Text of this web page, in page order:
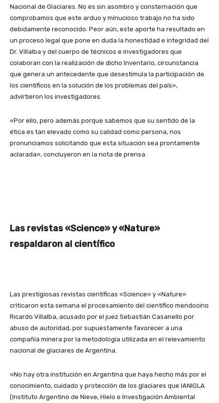
Nacional de Glaciares. No es sin asombro y consternación que
comprobamos que este arduo y minucioso trabajo no ha sido
debidamente reconocido. Peor aún, este aporte ha resultado en
un proceso legal que pone en duda la honestidad e integridad del
Dr. Villalba y del cuerpo de técnicos e investigadores que
colaboran con la realización de dicho Inventario, circunstancia
que genera un antecedente que desestimula la participación de
los científicos en la solución de los problemas del país»,
advirtieron los investigadores.
«Por ello, pero además porque sabemos que su sentido de la
ética es tan elevado como su calidad como persona, nos
pronunciamos solicitando que esta situación sea prontamente
aclarada», concluyeron en la nota de prensa.
Las revistas «Science» y «Nature»
respaldaron al científico
Las prestigiosas revistas científicas «Science» y «Nature»
criticaron esta semana el procesamiento del científico mendocino
Ricardo Villalba, acusado por el juez Sebastián Casanello por
abuso de autoridad, por supuestamente favorecer a una
compañía minera por la metodología utilizada en el relevamiento
nacional de glaciares de Argentina.
«No hay otra institución en Argentina que haya hecho más por el
conocimiento, cuidado y protección de los glaciares que IANIGLA
(Instituto Argentino de Nieve, Hielo e Investigación Ambiental